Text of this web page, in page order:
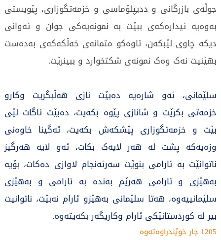
جوڵەى بازرگانى و ددیپلۆماسى و خزمەتگوزارى، پێویستى
بەوەیە ئیدارەکەى ببێت بە نمونەیەکى جوان و ئەوانى
دیکە چاوى لێبکەن، تاوەكو متمانەی خەڵكەكەی بەدەست
بهێنیت نەک وەک نمونەى شکتخوارد و ببینرێت.
سلێمانى، ئەو شارەیە دەبێت نازى هەڵبگریت وكارو
خزمەتی بكرێت و شانازى پێوە بکەیت، دەبێت ئاگات لێى
بێت و خزمەتگوزارى پێشکەش بکەیت، ئەگینا خاوەنى
وزەیەکە پشت لە هەر لایەک بکات، ئەو لایە هەرگیز
ناتوانێت بە ئارامى بنوێت سەرئەنجام لاوازی دەكات، بۆیە
بەهێزی و ئارامى هەرێم بەندە بە ئارامی و بەهێزی
سلێمانییەوە، هەتا سلێمانى بەهێزو ئارام نەبێت، ناتوانیت
بیر لە کوردستانێکى ئارام وكاریگەر بکەیتەوە.
1205 جار خوێندراوەتەوە